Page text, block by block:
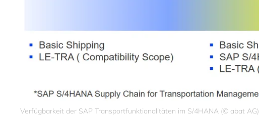
Verfügbarkeit der SAP Transportfunktionalitäten im S/4HANA (© abat AG)